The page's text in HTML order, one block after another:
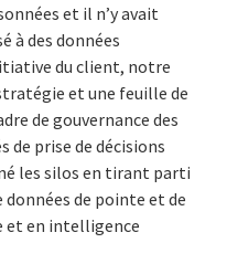
et il n’y avait
à des données
du client, notre
et une feuille de
de gouvernance des
de prise de décisions
les silos en tirant parti
de pointe et de
et en intelligence